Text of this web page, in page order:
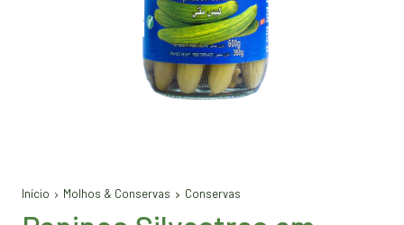
Início Molhos & Conservas Conservas